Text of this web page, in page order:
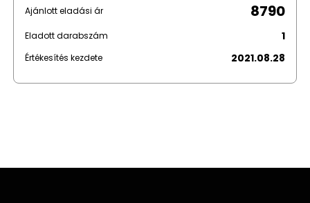
Ajánlott eladási ár 8790
Eladott darabszám 1
Értékesítés kezdete 2021.08.28